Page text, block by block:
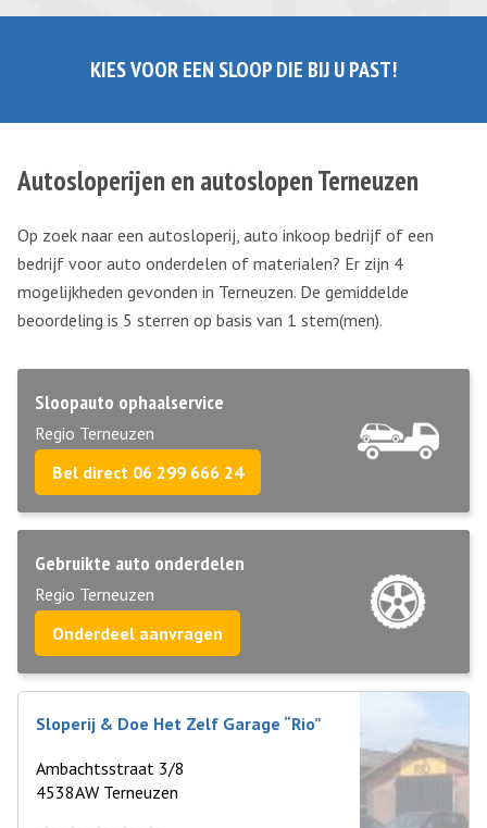
KIES VOOR EEN SLOOP DIE BIJ U PAST!
Autosloperijen en autoslopen Terneuzen
Op zoek naar een autosloperij, auto inkoop bedrijf of een
bedrijf voor auto onderdelen of materialen? Er zijn 4
mogelijkheden gevonden in Terneuzen. De gemiddelde
beoordeling is 5 sterren op basis van 1 stem(men).
Sloopauto ophaalservice
Regio Terneuzen
Bel direct 06 299 666 24
Gebruikte auto onderdelen
Regio Terneuzen
Onderdeel aanvragen
Sloperij & Doe Het Zelf Garage “Rio”
Ambachtsstraat 3/8
4538AW Terneuzen